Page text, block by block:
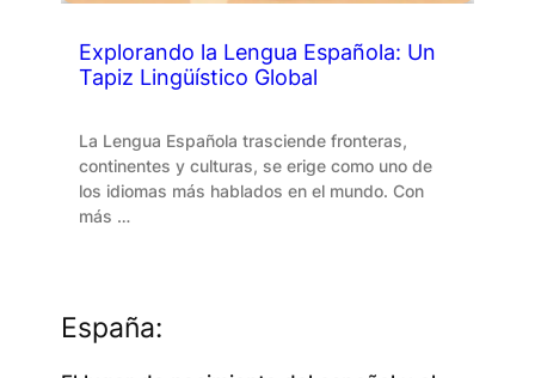
Explorando la Lengua Española: Un
Tapiz Lingüístico Global
La Lengua Española trasciende fronteras,
continentes y culturas, se erige como uno de
los idiomas más hablados en el mundo. Con
más …
España: